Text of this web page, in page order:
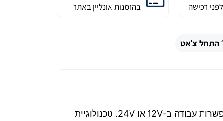
לפני רכישה בהזמנות אונליין באתר
התחל צ'אט
בקר טעינה 50A MPPT מבית SRNE הוא פתרון מושלם למערכות סולאריות עם אפשרות עבודה ב-12V או 24V. טכנולוגיית